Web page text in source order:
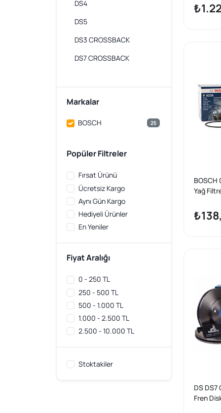
DS4
DS5
DS3 CROSSBACK
DS7 CROSSBACK
Markalar
BOSCH 25
Popüler Filtreler
Fırsat Ürünü
Ücretsiz Kargo
Aynı Gün Kargo
Hediyeli Ürünler
En Yeniler
Fiyat Aralığı
0 - 250 TL
250 - 500 TL
500 - 1.000 TL
1.000 - 2.500 TL
2.500 - 10.000 TL
Stoktakiler
BOSCH
Yağ
206 1.4
DS DS7
Fren